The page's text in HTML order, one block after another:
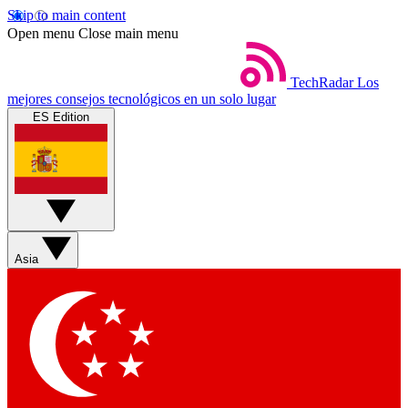
Skip to main content
Open menu Close main menu
TechRadar Los
mejores consejos tecnológicos en un solo lugar
ES Edition
Asia